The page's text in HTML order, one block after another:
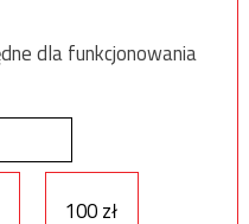
dla funkcjonowania
100 zł